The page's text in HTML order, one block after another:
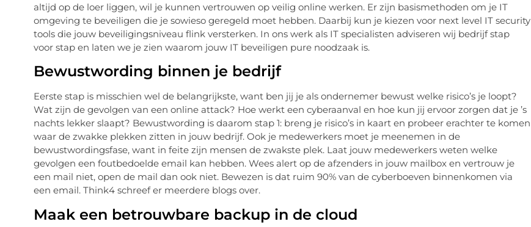
altijd op de loer liggen, wil je kunnen vertrouwen op veilig online werken. Er zijn basismethoden om je IT
omgeving te beveiligen die je sowieso geregeld moet hebben. Daarbij kun je kiezen voor next level IT security
tools die jouw beveiligingsniveau flink versterken. In ons werk als IT specialisten adviseren wij bedrijf stap
voor stap en laten we je zien waarom jouw IT beveiligen pure noodzaak is.
Bewustwording binnen je bedrijf
Eerste stap is misschien wel de belangrijkste, want ben jij je als ondernemer bewust welke risico’s je loopt?
Wat zijn de gevolgen van een online attack? Hoe werkt een cyberaanval en hoe kun jij ervoor zorgen dat je ’s
nachts lekker slaapt? Bewustwording is daarom stap 1: breng je risico’s in kaart en probeer erachter te komen
waar de zwakke plekken zitten in jouw bedrijf. Ook je medewerkers moet je meenemen in de
bewustwordingsfase, want in feite zijn mensen de zwakste plek. Laat jouw medewerkers weten welke
gevolgen een foutbedoelde email kan hebben. Wees alert op de afzenders in jouw mailbox en vertrouw je
een mail niet, open de mail dan ook niet. Bewezen is dat ruim 90% van de cyberboeven binnenkomen via
een email. Think4 schreef er meerdere blogs over.
Maak een betrouwbare backup in de cloud